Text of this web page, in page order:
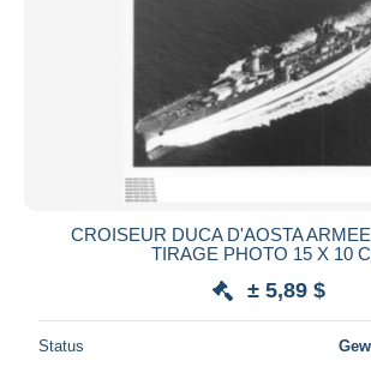
CROISEUR DUCA D'AOSTA
TIRAGE PHOTO 15 X 10
± 5,89 $
Status